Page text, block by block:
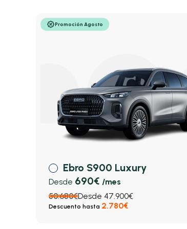
Promoción Agosto
Ebro S900 Luxury
Desde 690€ /mes
50.680€Desde 47.900€
Descuento hasta 2.780€